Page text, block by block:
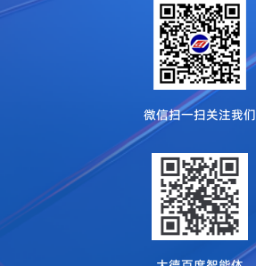
微信扫一扫关注我们